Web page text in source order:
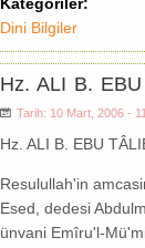
Dini Bilgiler
Hz. ALI B.
Tarih: 10 Mart, 2006 -
Hz. ALI B. EBU
Resulullah'in
Esed, dedesi
ünvani Emîru'l-